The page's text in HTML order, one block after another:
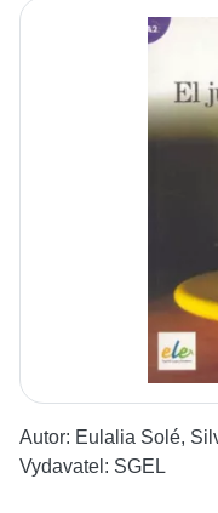
Autor: Eulalia Solé,
Vydavatel: SGEL